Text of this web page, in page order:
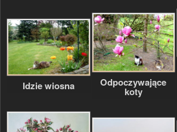
Idzie wiosna Odpoczywające
koty